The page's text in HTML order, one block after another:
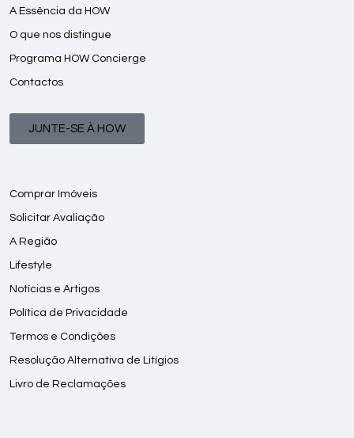
A Essência da HOW
O que nos distingue
Programa HOW Concierge
Contactos
JUNTE-SE À HOW
Comprar Imóveis
Solicitar Avaliação
A Região
Lifestyle
Notícias e Artigos
Política de Privacidade
Termos e Condições
Resolução Alternativa de Litígios
Livro de Reclamações